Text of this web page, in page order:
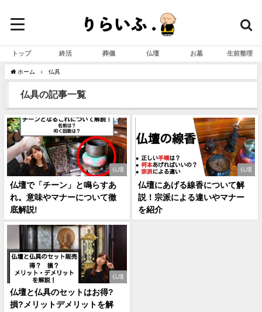
トップ 終活 葬儀 仏壇 お墓 生前整理
ホーム 仏具
仏具の記事一覧
仏壇
仏壇で「チーン」と鳴らすあ
れ。意味やマナーについて徹
底解説!
仏壇
仏壇にあげる線香について解
説！宗派による違いやマナー
を紹介
仏壇
仏壇と仏具のセットはお得?
損?メリットデメリットを解